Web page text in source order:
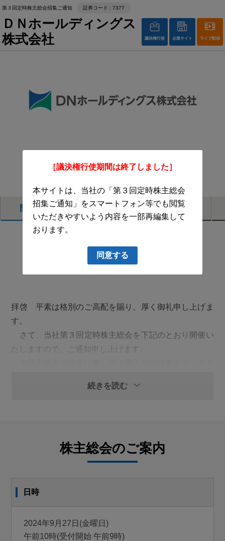
第３回定時株主総会招集ご通知 証券コード : 7377
ＤＮホールディングス
株式会社
議決権行使 企業サイト ライブ配信
第３回定時株主総会招集ご通知
開催概要 議案 事業報告
株主の皆様へ（お願い）
拝啓 平素は格別のご高配を賜り、厚く御礼申し上げま
す。
さて、当社第３回定時株主総会を下記のとおり開催い
たしますので、ご通知申し上げます。
時株主総会招集ご通知」として電子提供措置事項を掲載
また、上記のほか、インターネット上の下記ウェブサイ
トにも掲載しております。
https://www2.jpx.co.jp/tseHpFront/JJK010010Action.do?
Show=Show
上記の東京証券取引所ウェブサイトにアクセスいただ
き、銘柄名（会社名）に「ＤＮホールディングス」また
続きを読む
株主総会のご案内
日時
2024年9月27日(金曜日)
午前10時(受付開始 午前9時)
［議決権行使期間は終了しました］
本サイトは、当社の「第３回定時株主総会
招集ご通知」をスマートフォン等でも閲覧
いただきやすいよう内容を一部再編集して
おります。
同意する